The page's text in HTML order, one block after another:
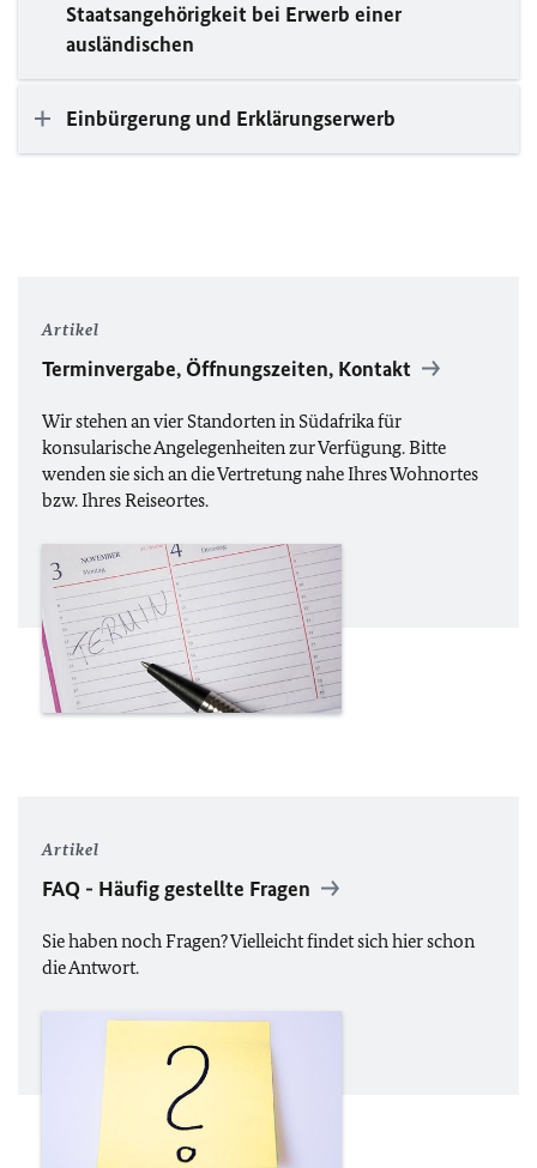
Staatsangehörigkeit bei Erwerb einer
ausländischen
Einbürgerung und Erklärungserwerb
Artikel
Terminvergabe, Öffnungszeiten, Kontakt
Wir stehen an vier Standorten in Südafrika für
konsularische Angelegenheiten zur Verfügung. Bitte
wenden sie sich an die Vertretung nahe Ihres Wohnortes
bzw. Ihres Reiseortes.
Artikel
FAQ - Häufig gestellte Fragen
Sie haben noch Fragen? Vielleicht findet sich hier schon
die Antwort.